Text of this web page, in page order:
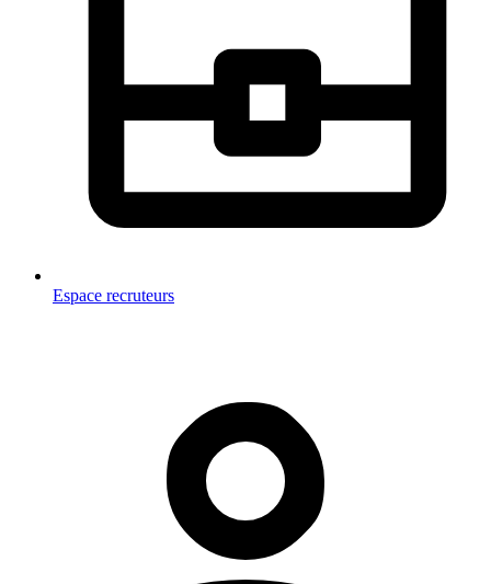
Espace recruteurs